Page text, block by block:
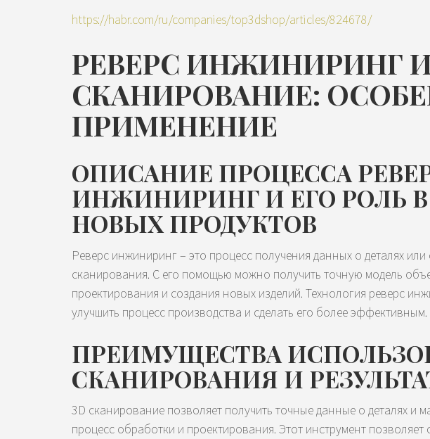
https://habr.com/ru/companies/top3dshop/articles/824678/
РЕВЕРС ИНЖИНИРИНГ И
СКАНИРОВАНИЕ:
ПРИМЕНЕНИЕ
ОПИСАНИЕ ПРОЦЕССА
ИНЖИНИРИНГ И ЕГО РОЛЬ В
НОВЫХ ПРОДУКТОВ
Реверс инжиниринг – это процесс получения данных о деталях
сканирования. С его помощью можно получить точную модель
проектирования и создания новых изделий. Технология реверс
улучшить процесс производства и сделать его более эффективным.
ПРЕИМУЩЕСТВА
СКАНИРОВАНИЯ И
3D сканирование позволяет получить точные данные о деталях и
процесс обработки и проектирования. Этот инструмент